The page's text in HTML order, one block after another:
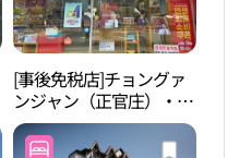
[事後免税店]チョングァ
ンジャン（正官庄）・チ
ョナン駅店(정관장 천안
역점)